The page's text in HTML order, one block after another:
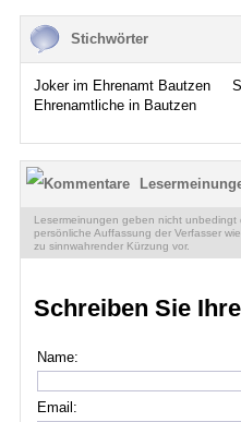
Stichwörter
Joker im Ehrenamt Bautzen
Ehrenamtliche in Bautzen
Lesermeinungen geben nicht
persönliche Auffassung der Verfasser
zu sinnwahrender Kürzung vor.
Schreiben Sie
Name:
Email: